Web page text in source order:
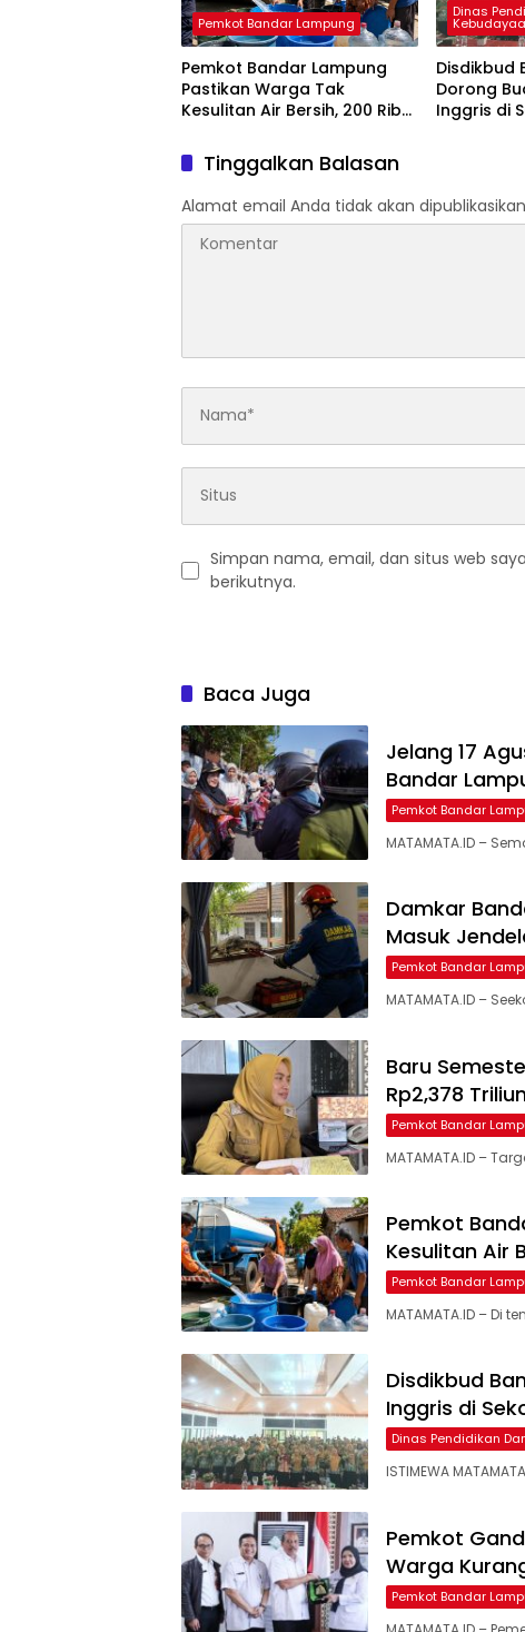
Pemkot Bandar Lampung
Pemkot Bandar Lampung
Pastikan Warga Tak
Kesulitan Air Bersih, 200 Ribu
Dinas
Disdikbud
Dorong
Inggris di
Tinggalkan Balasan
Alamat email Anda tidak akan
Simpan nama, email, dan situs web
berikutnya.
Baca Juga
Jelang 17
Bandar
Pemkot Bandar
MATAMATA.ID –
Damkar
Masuk
Pemkot Bandar
MATAMATA.ID –
Baru
Rp2,378
Pemkot Bandar
MATAMATA.ID –
Pemkot
Kesulitan Air
Pemkot Bandar
MATAMATA.ID – Di
Disdikbud
Inggris di
Dinas Pendidikan
ISTIMEWA
Pemkot
Warga
Pemkot Bandar